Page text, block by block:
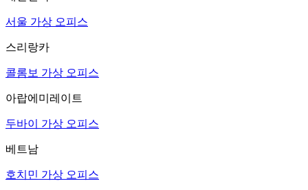
서울 가상 오피스
스리랑카
콜롬보 가상 오피스
아랍에미레이트
두바이 가상 오피스
베트남
호치민 가상 오피스